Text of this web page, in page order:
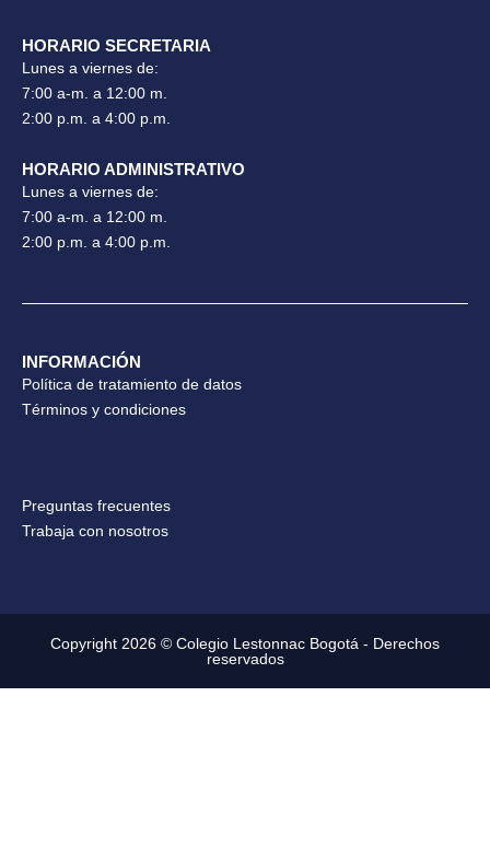
HORARIO SECRETARIA
Lunes a viernes de:
7:00 a-m. a 12:00 m.
2:00 p.m. a 4:00 p.m.
HORARIO ADMINISTRATIVO
Lunes a viernes de:
7:00 a-m. a 12:00 m.
2:00 p.m. a 4:00 p.m.
INFORMACIÓN
Política de tratamiento de datos
Términos y condiciones
Preguntas frecuentes
Trabaja con nosotros
Copyright 2026 © Colegio Lestonnac Bogotá - Derechos
reservados